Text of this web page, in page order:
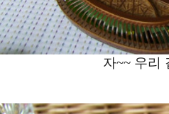
자~~ 우리